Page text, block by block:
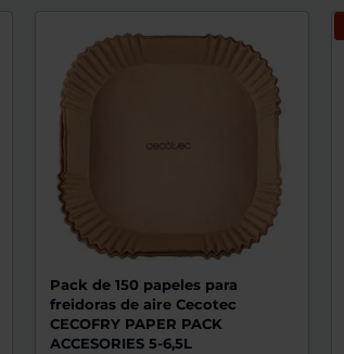
Pack de 150 papeles para
freidoras de aire Cecotec
CECOFRY PAPER PACK
ACCESORIES 5-6,5L